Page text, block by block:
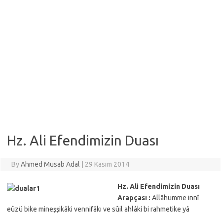
Hz. Ali Efendimizin Duası
ByAhmed Musab Adal 29 Kasım 2014
Hz. Ali Efendimizin Duası
Arapçası : Allâhumme innî
eûzü bike mineşşikâki vennifâkı ve sûil ahlâki bi rahmetike yâ